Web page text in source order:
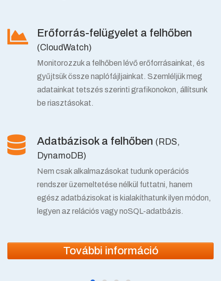
Erőforrás-felügyelet a felhőben
(CloudWatch)
Monitorozzuk a felhőben lévő erőforrásainkat, és
gyűjtsük össze naplófájljainkat. Szemléljük meg
adatainkat tetszés szerinti grafikonokon, állítsunk
be riasztásokat.
Adatbázisok a felhőben (RDS,
DynamoDB)
Nem csak alkalmazásokat tudunk operációs
rendszer üzemeltetése nélkül futtatni, hanem
egész adatbázisokat is kialakíthatunk ilyen módon,
legyen az relációs vagy noSQL-adatbázis.
További információ